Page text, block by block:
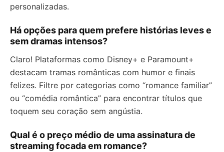
personalizadas.
Há opções para quem prefere histórias leves e
sem dramas intensos?
Claro! Plataformas como Disney+ e Paramount+
destacam tramas românticas com humor e finais
felizes. Filtre por categorias como “romance familiar”
ou “comédia romântica” para encontrar títulos que
toquem seu coração sem angústia.
Qual é o preço médio de uma assinatura de
streaming focada em romance?